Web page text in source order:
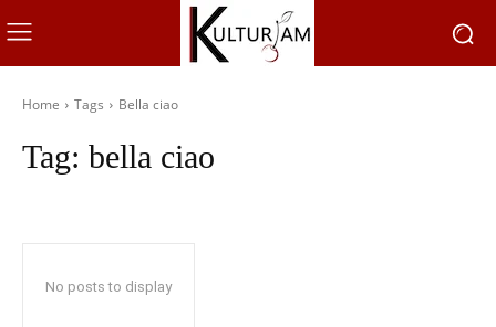
Home Tags Bella ciao
Tag: bella ciao
No posts to display